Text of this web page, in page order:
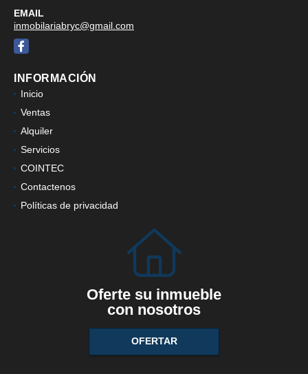
EMAIL
inmobilariabryc@gmail.com
Facebook
INFORMACIÓN
Inicio
Ventas
Alquiler
Servicios
COINTEC
Contactenos
Políticas de privacidad
Oferte su inmueble
con nosotros
OFERTAR